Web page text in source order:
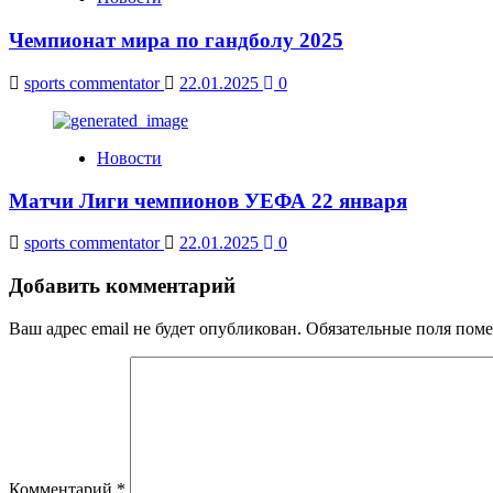
Чемпионат мира по гандболу 2025
sports commentator 22.01.2025 0
Новости
Матчи Лиги чемпионов УЕФА 22 января
sports commentator 22.01.2025 0
Добавить комментарий
Ваш адрес email не будет опубликован. Обязательные поля
Комментарий *